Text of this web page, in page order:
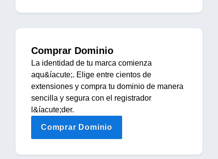
Comprar Dominio
La identidad de tu marca comienza
aqu&íacute;. Elige entre cientos de
extensiones y compra tu dominio de manera
sencilla y segura con el registrador
l&íacute;der.
Comprar Dominio